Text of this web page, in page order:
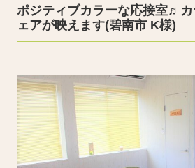
ポジティブカラーな応接室♬
ェアが映えます(碧南市 K様)